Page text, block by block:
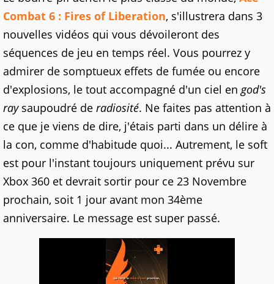
Combat 6 : Fires of Liberation, s'illustrera dans 3
nouvelles vidéos qui vous dévoileront des
séquences de jeu en temps réel. Vous pourrez y
admirer de somptueux effets de fumée ou encore
d'explosions, le tout accompagné d'un ciel engod's
raysaupoudré de radiosité. Ne faites pas attention à
ce que je viens de dire, j'étais parti dans un délire à
la con, comme d'habitude quoi... Autrement, le soft
est pour l'instant toujours uniquement prévu sur
Xbox 360 et devrait sortir pour ce 23 Novembre
prochain, soit 1 jour avant mon 34ème
anniversaire. Le message est super passé.